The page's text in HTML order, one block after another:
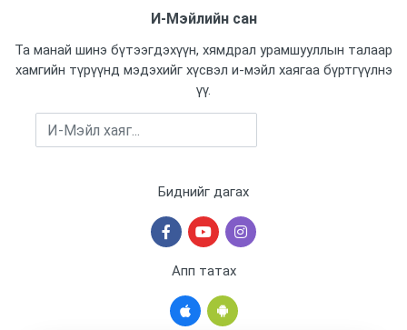
И-Мэйлийн сан
Та манай шинэ бүтээгдэхүүн, хямдрал урамшууллын талаар
хамгийн түрүүнд мэдэхийг хүсвэл и-мэйл хаягаа бүртгүүлнэ
үү.
Биднийг дагах
Апп татах